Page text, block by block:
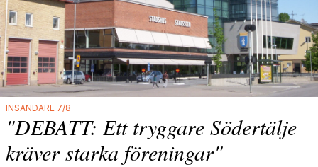
INSÄNDARE 7/8
"DEBATT: Ett tryggare Södertälje
kräver starka föreningar"